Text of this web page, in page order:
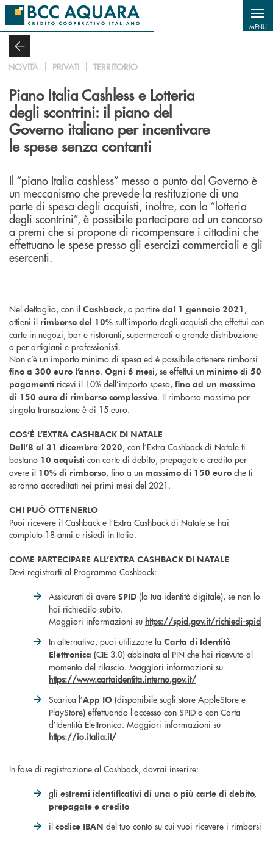
Salta al contenuto principale
MENU
NOVITÀ PRIVATI TERRITORIO
Piano Italia Cashless e Lotteria
degli scontrini: il piano del
Governo italiano per incentivare
le spese senza contanti
Il “piano Italia cashless” messo a punto dal Governo è
un meccanismo che prevede la restituzione di una
parte di spesa degli acquisti, inoltre, con la “lotteria
degli scontrini”, è possibile partecipare ad un concorso
a premi che si propone di ricompensare i cittadini che
effettuano le spese presso gli esercizi commerciali e gli
esercenti.
Nel dettaglio, con il Cashback, a partire dal 1 gennaio 2021 ,
ottieni il rimborso del 10% sull’importo degli acquisti che effettui con
carte in negozi, bar e ristoranti, supermercati e grande distribuzione
o per artigiani e professionisti.
Non c’è un importo minimo di spesa ed è possibile ottenere rimborsi
fino a 300 euro l’anno. Ogni 6 mesi, se effettui un minimo di 50
pagamenti ricevi il 10% dell’importo speso, fino ad un massimo
di 150 euro di rimborso complessivo. Il rimborso massimo per
singola transazione è di 15 euro.
COS’È L’EXTRA CASHBACK DI NATALE
Dall’8 al 31 dicembre 2020, con l’Extra Cashback di Natale ti
bastano 10 acquisti con carte di debito, prepagate e credito per
avere il 10% di rimborso, fino a un massimo di 150 euro che ti
saranno accreditati nei primi mesi del 2021.
CHI PUÒ OTTENERLO
Puoi ricevere il Cashback e l’Extra Cashback di Natale se hai
compiuto 18 anni e risiedi in Italia.
COME PARTECIPARE ALL’EXTRA CASHBACK DI NATALE
Devi registrarti al Programma Cashback:
Assicurati di avere SPID (la tua identità digitale), se non lo
hai richiedilo subito.
Maggiori informazioni su https://spid.gov.it/richiedi-spid
In alternativa, puoi utilizzare la Carta di Identità
Elettronica (CIE 3.0) abbinata al PIN che hai ricevuto al
momento del rilascio. Maggiori informazioni su
https://www.cartaidentita.interno.gov.it/
Scarica l’App IO (disponibile sugli store AppleStore e
PlayStore) effettuando l’accesso con SPID o con Carta
d’Identità Elettronica. Maggiori informazioni su
https://io.italia.it/
In fase di registrazione al Cashback, dovrai inserire:
gli estremi identificativi di una o più carte di debito,
prepagate e credito
il codice IBAN del tuo conto su cui vuoi ricevere i rimborsi